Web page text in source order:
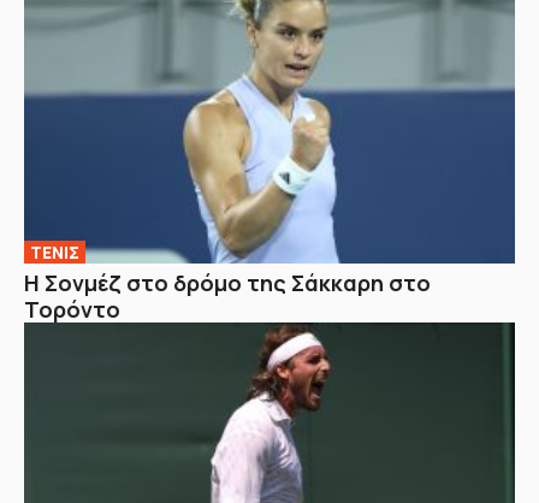
ΤΕΝΙΣ
Η Σονμέζ στο δρόμο της Σάκκαρη στο
Τορόντο